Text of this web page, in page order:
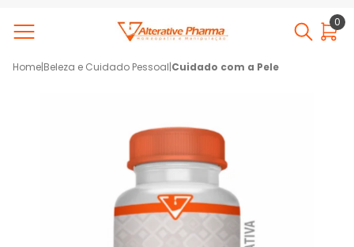
0
Home|Beleza e Cuidado Pessoal|Cuidado com a Pele